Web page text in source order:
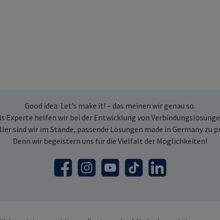
Good idea. Let’s make it! – das meinen wir genau so.
Experte helfen wir bei der Entwicklung von
sind wir im Stande, passende Lösungen made in Germany zu
Denn wir begeistern uns für die Vielfalt der Möglichkeiten!
FacebookInstagramYouTubeTikTok LinkedIn